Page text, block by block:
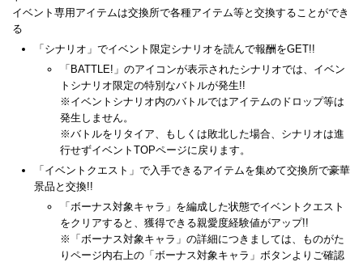
イベント専用アイテムは交換所で各種アイテム等と交換することができ
る
「シナリオ」でイベント限定シナリオを読んで報酬をGET!!
「BATTLE!」のアイコンが表示されたシナリオでは、イベン
トシナリオ限定の特別なバトルが発生!!
※イベントシナリオ内のバトルではアイテムのドロップ等は
発生しません。
※バトルをリタイア、もしくは敗北した場合、シナリオは進
行せずイベントTOPページに戻ります。
「イベントクエスト」で入手できるアイテムを集めて交換所で豪華
景品と交換!!
「ボーナス対象キャラ」を編成した状態でイベントクエスト
をクリアすると、獲得できる親愛度経験値がアップ!!
※「ボーナス対象キャラ」の詳細につきましては、ものがた
りページ内右上の「ボーナス対象キャラ」ボタンよりご確認